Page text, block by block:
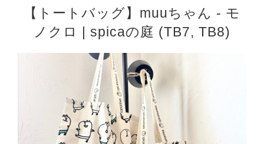
【トートバッグ】muuちゃん - モ
ノクロ | spicaの庭 (TB7, TB8)